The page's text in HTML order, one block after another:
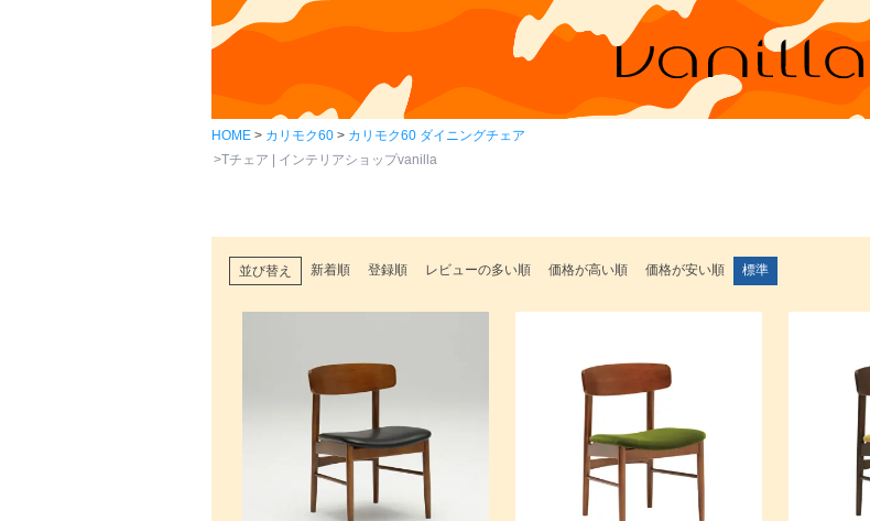
HOME カリモク60
カリモク60 ダイニングチェア
Tチェア | インテリアショップvanilla
並び替え 新着順 登録順 レビューの多い順 価格が高い順 価格が安い順 標準